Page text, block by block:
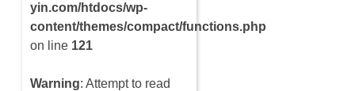
yin.com/htdocs/wp-
content/themes/compact/functions.php
on line 121
Warning: Attempt to read